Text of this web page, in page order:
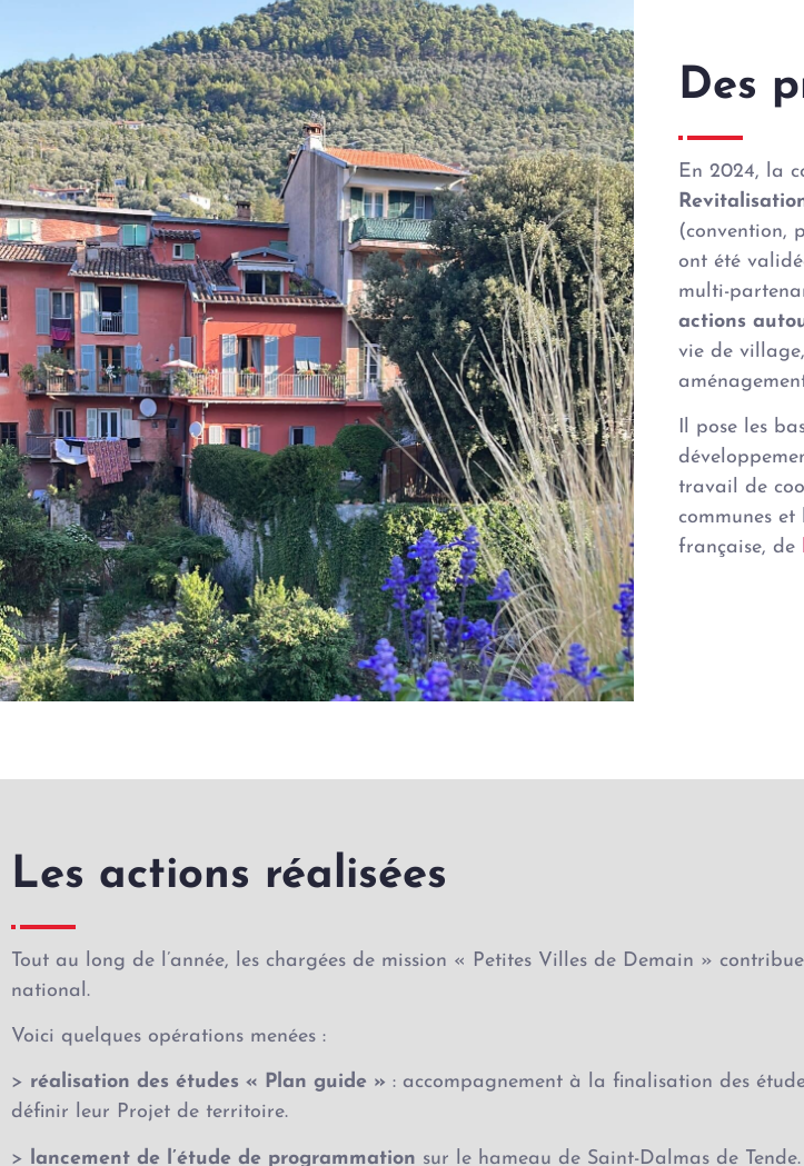
Des
En 2024, la
(convention,
ont été
multi-
actions
vie de
Il pose les
travail de
communes
française, de
Les actions réalisées
Tout au long de l’année, les chargées de mission « Petites Villes de Demain »
national.
Voici quelques opérations menées :
> réalisation des études « Plan guide » : accompagnement à la finalisation des
définir leur Projet de territoire.
> lancement de l’étude de programmation sur le hameau de Saint-Dalmas de Tende.